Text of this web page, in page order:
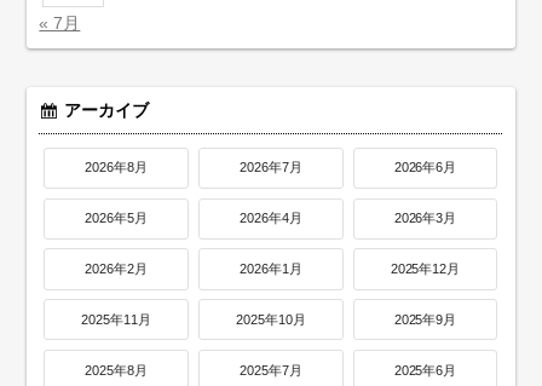
« 7月
アーカイブ
2026年8月 2026年7月 2026年6月
2026年5月 2026年4月 2026年3月
2026年2月 2026年1月 2025年12月
2025年11月 2025年10月 2025年9月
2025年8月 2025年7月 2025年6月